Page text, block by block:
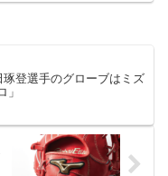
琢登選手のグローブはミズ
」